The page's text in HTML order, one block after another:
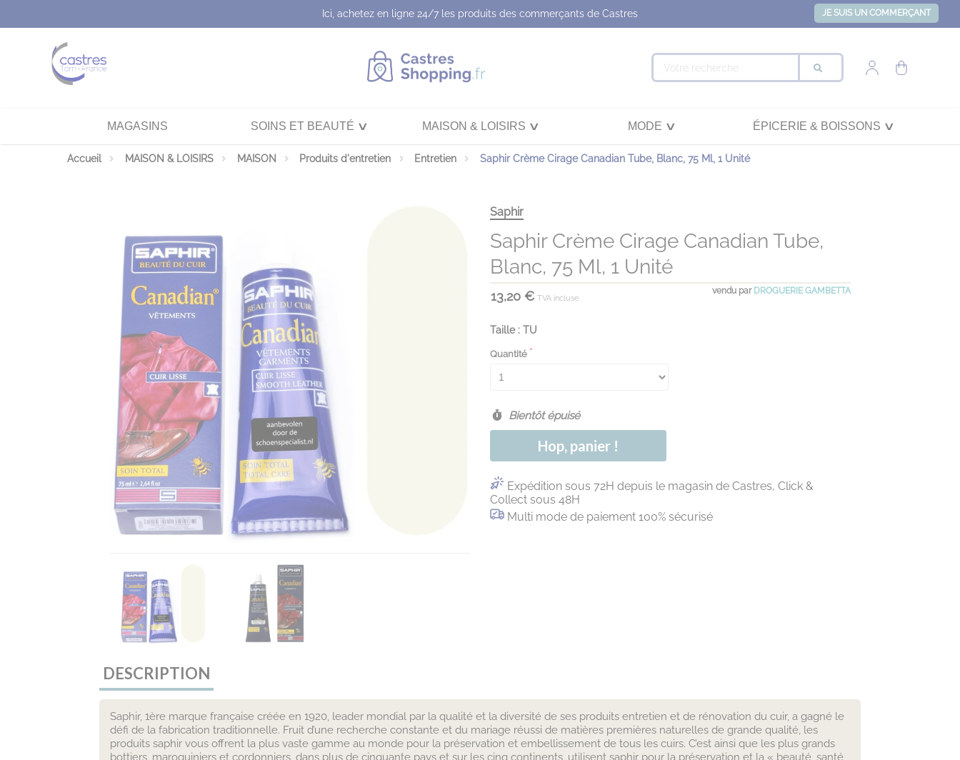
Ici, achetez en ligne 24/7 les produits des commerçants de Castres JE SUIS UN COMMERÇANT
MAGASINS SOINS ET BEAUTÉ MAISON & LOISIRS MODE ÉPICERIE & BOISSONS
Accueil MAISON & LOISIRS MAISON Produits d'entretien Entretien Saphir Crème Cirage Canadian Tube, Blanc, 75 Ml, 1 Unité
Saphir
Saphir Crème Cirage Canadian Tube,
Blanc, 75 Ml, 1 Unité
vendu par DROGUERIE GAMBETTA
13,20 € TVA incluse
Taille : TU
Quantité
Bientôt épuisé
Hop, panier !
Expédition sous 72H depuis le magasin de Castres, Click &
Collect sous 48H
Multi mode de paiement 100% sécurisé
DESCRIPTION
Saphir, 1ère marque française créée en 1920, leader mondial par la qualité et la diversité de ses produits entretien et de rénovation du cuir, a gagné le
défi de la fabrication traditionnelle. Fruit d’une recherche constante et du mariage réussi de matières premières naturelles de grande qualité, les
produits saphir vous offrent la plus vaste gamme au monde pour la préservation et embellissement de tous les cuirs. C’est ainsi que les plus grands
bottiers, maroquiniers et cordonniers, dans plus de cinquante pays et sur les cinq continents, utilisent saphir pour la préservation et la « beauté, santé